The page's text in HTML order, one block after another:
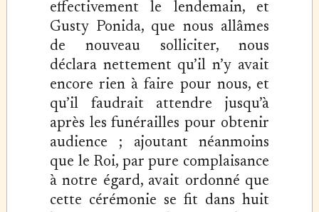
effectivement le lendemain, et
Gusty Ponida, que nous allâmes
de nouveau solliciter, nous
déclara nettement qu’il n’y avait
encore rien à faire pour nous, et
qu’il faudrait attendre jusqu’à
après les funérailles pour obtenir
audience ; ajoutant néanmoins
que le Roi, par pure complaisance
à notre égard, avait ordonné que
cette cérémonie se fit dans huit